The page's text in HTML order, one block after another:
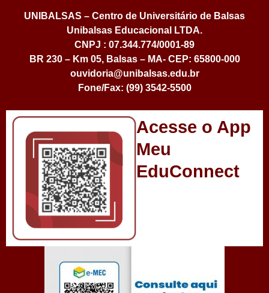
UNIBALSAS – Centro de Universitário de Balsas
Unibalsas Educacional LTDA.
CNPJ : 07.344.774/0001-89
BR 230 – Km 05, Balsas – MA- CEP: 65800-000
ouvidoria@unibalsas.edu.br
Fone/Fax: (99) 3542-5500
Acesse o App
Meu
EduConnect